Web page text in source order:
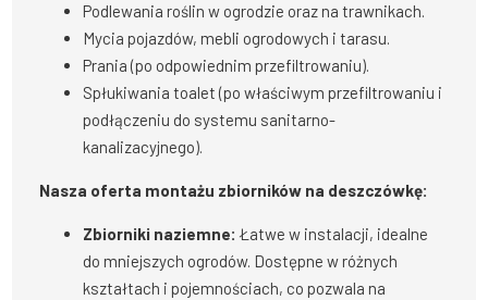
Podlewania roślin w ogrodzie oraz na trawnikach.
Mycia pojazdów, mebli ogrodowych i tarasu.
Prania (po odpowiednim przefiltrowaniu).
Spłukiwania toalet (po właściwym przefiltrowaniu i
podłączeniu do systemu sanitarno-
kanalizacyjnego).
Nasza oferta montażu zbiorników na deszczówkę:
Zbiorniki naziemne: Łatwe w instalacji, idealne
do mniejszych ogrodów. Dostępne w różnych
kształtach i pojemnościach, co pozwala na